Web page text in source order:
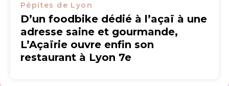
Pépites de Lyon
D’un foodbike dédié à l’açaï à une
adresse saine et gourmande,
L’Açaïrie ouvre enfin son
restaurant à Lyon 7e